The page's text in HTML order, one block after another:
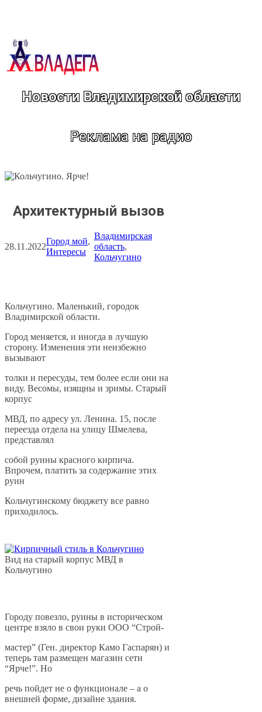
Новости Владимирской области
Реклама на радио
Архитектурный вызов
28.11.2022
Город мой
Интересы
Владимирская
область
Кольчугино
Кольчугино. Маленький, городок
Владимирской области.
Город меняется, и иногда в лучшую
сторону. Изменения эти неизбежно
вызывают
толки и пересуды, тем более если они на
виду. Весомы, изящны и зримы. Старый
корпус
МВД, по адресу ул. Ленина. 15, после
переезда отдела на улицу Шмелева,
представлял
собой руины красного кирпича.
Впрочем, платить за содержание этих
руин
Кольчугинскому бюджету все равно
приходилось.
Вид на старый корпус МВД в
Кольчугино
Городу повезло, руины в историческом
центре взяло в свои руки ООО “Строй-
мастер” (Ген. директор Камо Гаспарян) и
теперь там размещен магазин сети
“Ярче!”. Но
речь пойдет не о функционале – а о
внешней форме, дизайне здания.